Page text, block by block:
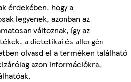
érdekében, hogy a
legyenek, azonban az
változnak, így az
a dietetikai és allergén
olvasd el a terméken található
azon információkra,